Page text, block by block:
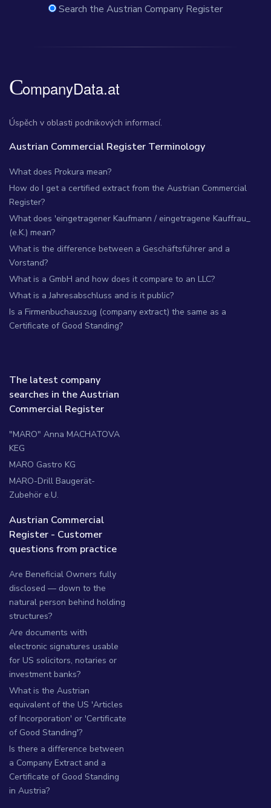
Search the Austrian Company Register
Úspěch v oblasti podnikových informací.
Austrian Commercial Register Terminology
What does Prokura mean?
How do I get a certified extract from the Austrian Commercial
Register?
What does 'eingetragener Kaufmann / eingetragene Kauffrau_
(e.K.) mean?
What is the difference between a Geschäftsführer and a
Vorstand?
What is a GmbH and how does it compare to an LLC?
What is a Jahresabschluss and is it public?
Is a Firmenbuchauszug (company extract) the same as a
Certificate of Good Standing?
The latest company
searches in the Austrian
Commercial Register
"MARO" Anna MACHATOVA
KEG
MARO Gastro KG
MARO-Drill Baugerät-
Zubehör e.U.
Austrian Commercial
Register - Customer
questions from practice
Are Beneficial Owners fully
disclosed — down to the
natural person behind holding
structures?
Are documents with
electronic signatures usable
for US solicitors, notaries or
investment banks?
What is the Austrian
equivalent of the US 'Articles
of Incorporation' or 'Certificate
of Good Standing'?
Is there a difference between
a Company Extract and a
Certificate of Good Standing
in Austria?